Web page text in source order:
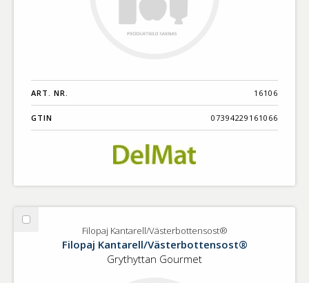
ART. NR. 16106
GTIN 07394229161066
Välj
Kantarell/Västerbottensost®
Filopaj Kantarell/Västerbottensost®
Filopaj Kantarell/Västerbottensost®
Grythyttan Gourmet